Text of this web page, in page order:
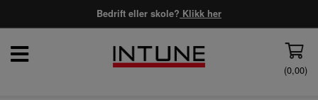
Bedrift eller skole? Klikk her
(0,00)